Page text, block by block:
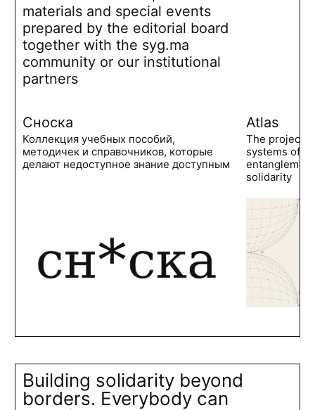
materials and special events
prepared by the editorial board
together with the syg.ma
community or our institutional
partners
Сноска
Коллекция учебных пособий,
методичек и справочников, которые
делают недоступное знание доступным
Atlas
The project
systems of
solidarity
Building solidarity beyond
borders. Everybody can